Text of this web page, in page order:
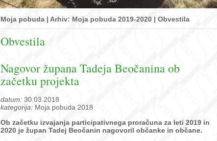
Moja pobuda | Arhiv: Moja pobuda 2019-2020 | Obvestila
Obvestila
Nagovor župana Tadeja Beočanina ob
začetku projekta
datum: 30.03.2018
kategorija: Moja pobuda 2018
Ob začetku izvajanja participativnega proračuna za leti 2019 in
2020 je župan Tadej Beočanin nagovoril občanke in občane.